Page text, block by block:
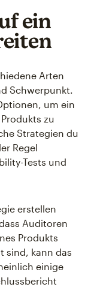
ein
Arten
Schwerpunkt.
um ein
zu
Strategien du
Regel
Tests und
erstellen
Auditoren
Produkts
sind, kann das
einige